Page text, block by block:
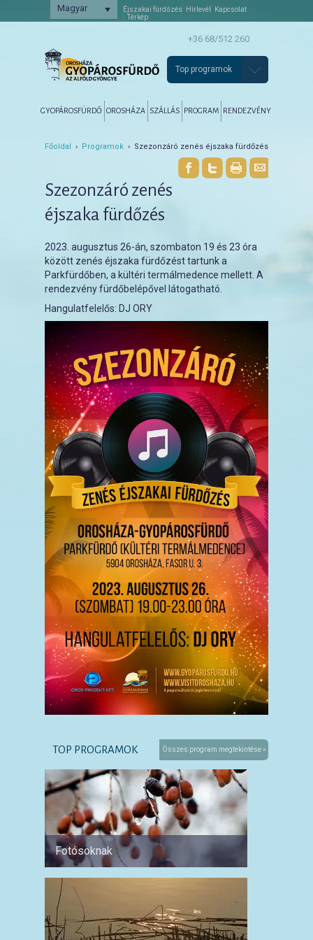
Magyar Éjszakai fürdőzés Hírlevél
Kapcsolat
Térkép
+36 68/512 260
Top programok
Tovább az elsődleges tartalomra
Tovább a másodlagos tartalomra
GYOPÁROSFÜRDŐ OROSHÁZA SZÁLLÁS PROGRAM RENDEZVÉNY
Főoldal › Programok › Szezonzáró zenés éjszaka fürdőzés
Szezonzáró zenés
éjszaka fürdőzés
2023. augusztus 26-án, szombaton 19 és 23 óra
között zenés éjszaka fürdőzést tartunk a
Parkfürdőben, a kültéri termálmedence mellett. A
rendezvény fürdőbelépővel látogatható.
Hangulatfelelős: DJ ORY
TOP PROGRAMOK Összes program megtekintése »
Fotósoknak